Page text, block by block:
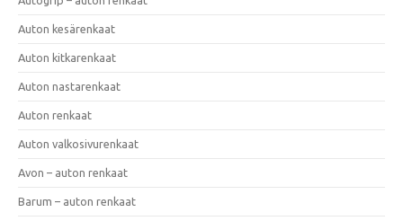
Auton kesärenkaat
Auton kitkarenkaat
Auton nastarenkaat
Auton renkaat
Auton valkosivurenkaat
Avon – auton renkaat
Barum – auton renkaat